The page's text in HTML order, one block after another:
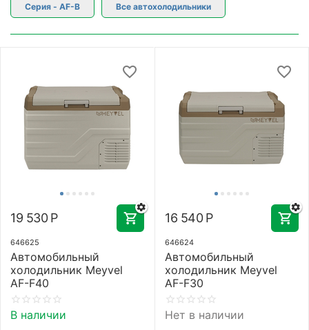
Серия - AF-B Все автохолодильники
19 530 Р
646625
Автомобильный
холодильник Meyvel
AF-F40
В наличии
16 540 Р
646624
Автомобильный
холодильник Meyvel
AF-F30
Нет в наличии